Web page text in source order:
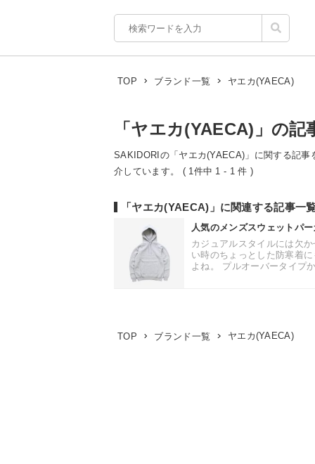
TOP ブランド一覧 ヤエカ(YAECA)
「ヤエカ(YAECA)」の記
SAKIDORIの「ヤエカ(YAECA)」に関する記
介しています。 ( 1件中 1 - 1 件 )
「ヤエカ(YAECA)」に関連する記事一
人気のメンズスウェットパ
カジュアルスタイルには欠
い時のちょっとした防寒着
よね。 プルオーバータイプ
TOP ブランド一覧 ヤエカ(YAECA)